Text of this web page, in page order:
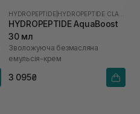
HYDROPEPTIDE
HYDROPEPTIDE AquaBoost
30 мл
Зволожуюча безмасляна
емульсія-крем
3 095₴